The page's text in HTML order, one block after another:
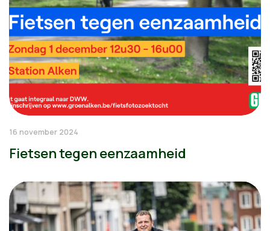
16 november 2024
Fietsen tegen eenzaamheid